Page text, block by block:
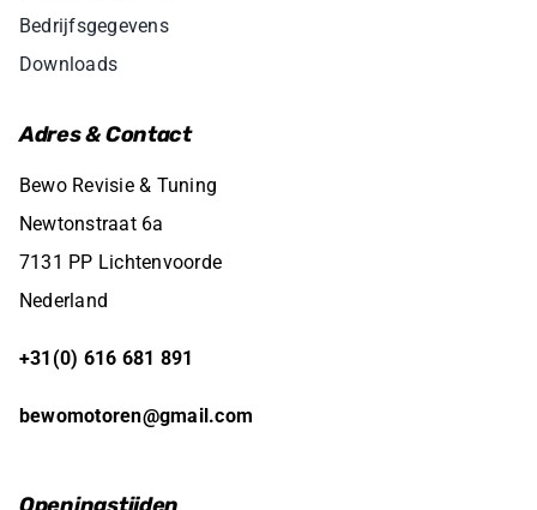
Bedrijfsgegevens
Downloads
Adres & Contact
Bewo Revisie & Tuning
Newtonstraat 6a
7131 PP Lichtenvoorde
Nederland
+31(0) 616 681 891
bewomotoren@gmail.com